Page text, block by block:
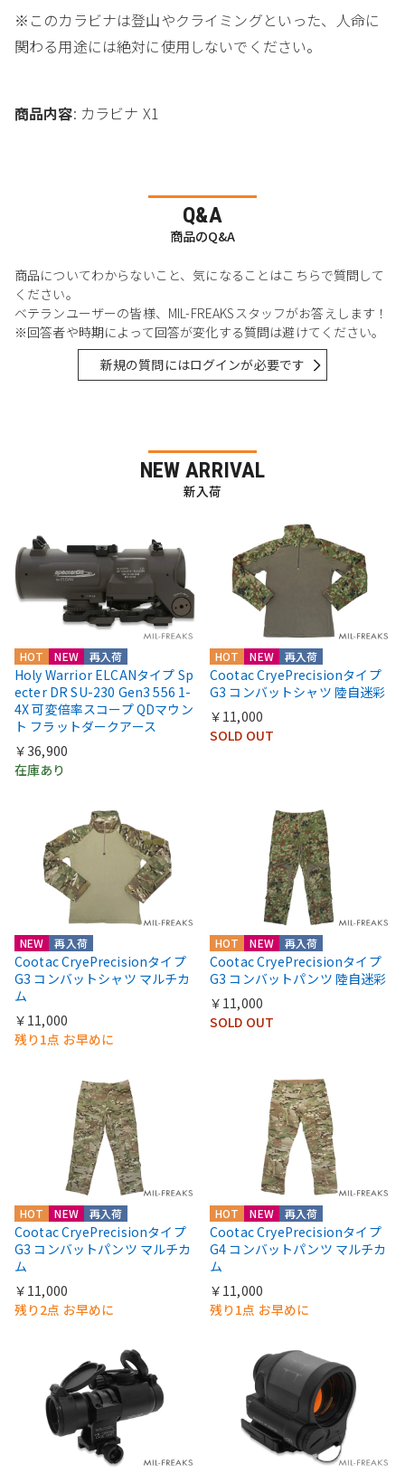
※このカラビナは登山やクライミングといった、人命に
関わる用途には絶対に使用しないでください。
商品内容: カラビナ X1
Q&A
商品のQ&A
商品についてわからないこと、気になることはこちらで質問して
ください。
ベテランユーザーの皆様、MIL-FREAKSスタッフがお答えします！
※回答者や時期によって回答が変化する質問は避けてください。
新規の質問にはログインが必要です
NEW ARRIVAL
新入荷
HOT NEW 再入荷
Holy Warrior ELCANタイプ Sp
ecter DR SU-230 Gen3 556 1-
4X 可変倍率スコープ QDマウン
ト フラットダークアース
￥36,900
在庫あり
HOT NEW 再入荷
Cootac CryePrecisionタイプ
G3 コンバットシャツ 陸自迷彩
￥11,000
SOLD OUT
NEW 再入荷
Cootac CryePrecisionタイプ
G3 コンバットシャツ マルチカ
ム
￥11,000
残り1点 お早めに
HOT NEW 再入荷
Cootac CryePrecisionタイプ
G3 コンバットパンツ 陸自迷彩
￥11,000
SOLD OUT
HOT NEW 再入荷
Cootac CryePrecisionタイプ
G3 コンバットパンツ マルチカ
ム
￥11,000
残り2点 お早めに
HOT NEW 再入荷
Cootac CryePrecisionタイプ
G4 コンバットパンツ マルチカ
ム
￥11,000
残り1点 お早めに